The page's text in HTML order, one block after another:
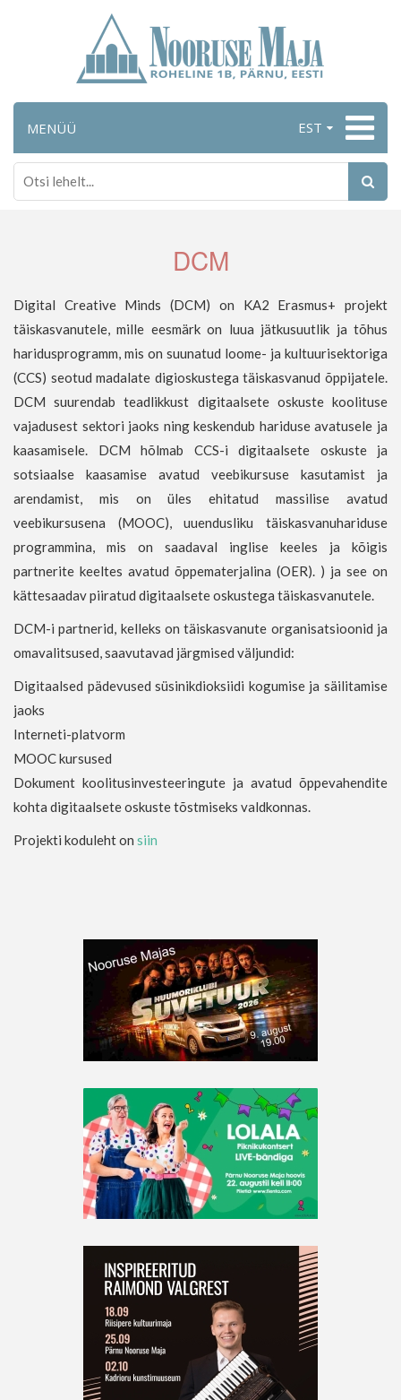
EST
MENÜÜ
DCM
Digital Creative Minds (DCM) on KA2 Erasmus+ projekt
täiskasvanutele, mille eesmärk on luua jätkusuutlik ja tõhus
haridusprogramm, mis on suunatud loome- ja kultuurisektoriga
(CCS) seotud madalate digioskustega täiskasvanud õppijatele.
DCM suurendab teadlikkust digitaalsete oskuste koolituse
vajadusest sektori jaoks ning keskendub hariduse avatusele ja
kaasamisele. DCM hõlmab CCS-i digitaalsete oskuste ja
sotsiaalse kaasamise avatud veebikursuse kasutamist ja
arendamist, mis on üles ehitatud massilise avatud
veebikursusena (MOOC), uuendusliku täiskasvanuhariduse
programmina, mis on saadaval inglise keeles ja kõigis
partnerite keeltes avatud õppematerjalina (OER). ) ja see on
kättesaadav piiratud digitaalsete oskustega täiskasvanutele.
DCM-i partnerid, kelleks on täiskasvanute organisatsioonid ja
omavalitsused, saavutavad järgmised väljundid:
Digitaalsed pädevused süsinikdioksiidi kogumise ja säilitamise
jaoks
Interneti-platvorm
MOOC kursused
Dokument koolitusinvesteeringute ja avatud õppevahendite
kohta digitaalsete oskuste tõstmiseks valdkonnas.
Projekti koduleht on siin